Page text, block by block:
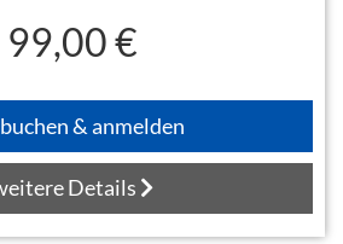
99,00 €
buchen & anmelden
Details